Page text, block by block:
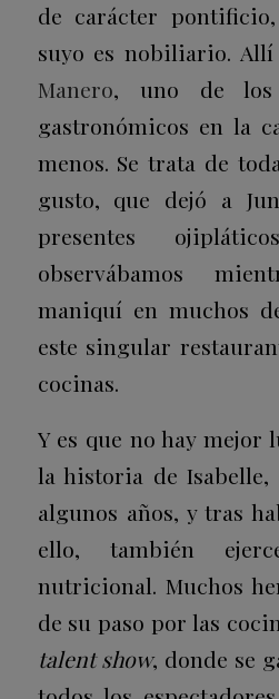
de carácter
suyo es nobiliario. Allí
Manero, uno de los
gastronómicos en la
menos. Se trata de
gusto, que dejó a
presentes
observábamos
maniquí en muchos
este singular
cocinas.
Y es que no hay
la historia de Isabelle,
algunos años, y tras
ello, también
nutricional. Muchos
de su paso por las
talent show, donde se